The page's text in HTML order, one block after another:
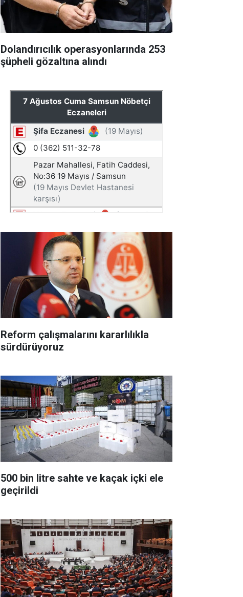
Dolandırıcılık operasyonlarında 253
şüpheli gözaltına alındı
Reform çalışmalarını kararlılıkla
sürdürüyoruz
500 bin litre sahte ve kaçak içki ele
geçirildi